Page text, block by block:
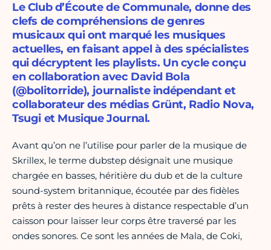
Le Club d’Écoute de Communale, donne des
clefs de compréhensions de genres
musicaux qui ont marqué les musiques
actuelles, en faisant appel à des spécialistes
qui décryptent les playlists. Un cycle conçu
en collaboration avec David Bola
(@bolitorride), journaliste indépendant et
collaborateur des médias Grünt, Radio Nova,
Tsugi et Musique Journal.
Avant qu’on ne l’utilise pour parler de la musique de
Skrillex, le terme dubstep désignait une musique
chargée en basses, héritière du dub et de la culture
sound-system britannique, écoutée par des fidèles
prêts à rester des heures à distance respectable d’un
caisson pour laisser leur corps être traversé par les
ondes sonores. Ce sont les années de Mala, de Coki,